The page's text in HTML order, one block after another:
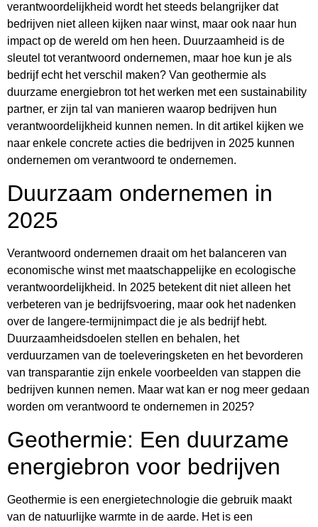
verantwoordelijkheid wordt het steeds belangrijker dat
bedrijven niet alleen kijken naar winst, maar ook naar hun
impact op de wereld om hen heen. Duurzaamheid is de
sleutel tot verantwoord ondernemen, maar hoe kun je als
bedrijf echt het verschil maken? Van geothermie als
duurzame energiebron tot het werken met een sustainability
partner, er zijn tal van manieren waarop bedrijven hun
verantwoordelijkheid kunnen nemen. In dit artikel kijken we
naar enkele concrete acties die bedrijven in 2025 kunnen
ondernemen om verantwoord te ondernemen.
Duurzaam ondernemen in
2025
Verantwoord ondernemen draait om het balanceren van
economische winst met maatschappelijke en ecologische
verantwoordelijkheid. In 2025 betekent dit niet alleen het
verbeteren van je bedrijfsvoering, maar ook het nadenken
over de langere-termijnimpact die je als bedrijf hebt.
Duurzaamheidsdoelen stellen en behalen, het
verduurzamen van de toeleveringsketen en het bevorderen
van transparantie zijn enkele voorbeelden van stappen die
bedrijven kunnen nemen. Maar wat kan er nog meer gedaan
worden om verantwoord te ondernemen in 2025?
Geothermie: Een duurzame
energiebron voor bedrijven
Geothermie is een energietechnologie die gebruik maakt
van de natuurlijke warmte in de aarde. Het is een